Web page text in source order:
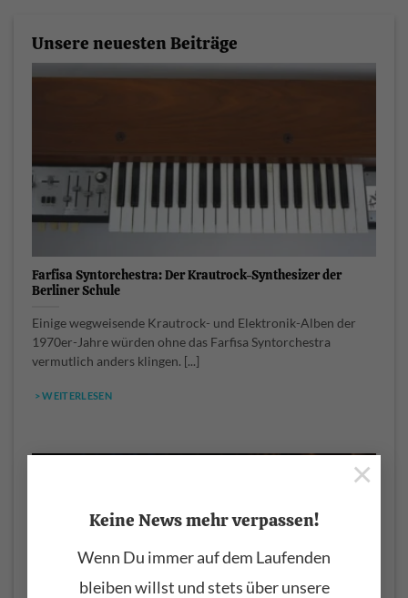
Keine News mehr verpassen!
Wenn Du immer auf dem Laufenden
bleiben willst und stets über unsere
×
Unsere neuesten Beiträge
Farfisa Syntorchestra: Der Krautrock-Synthesizer der
Berliner Schule
Einige wegweisende Krautrock- und Elektronik-Alben der
1970er-Jahre würden ohne das Farfisa Syntorchestra
vermutlich anders klingen. [...]
> WEITERLESEN